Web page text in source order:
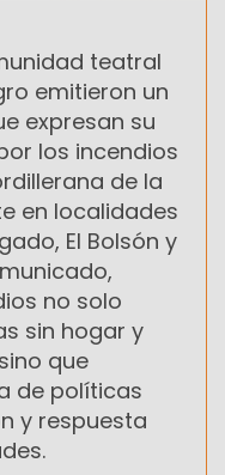
teatral
emitieron un
expresan su
los incendios
de la
en localidades
El Bolsón y
no solo
sin hogar y
que
de políticas
y respuesta